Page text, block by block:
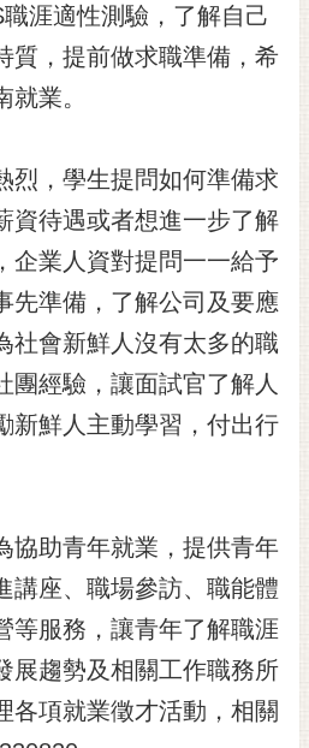
涯適性測驗，了解自己
質，提前做求職準備，希
業。
烈，學生提問如何準備求
資待遇或者想進一步了解
企業人資對提問一一給予
先準備，了解公司及要應
社會新鮮人沒有太多的職
團經驗，讓面試官了解人
新鮮人主動學習，付出行
協助青年就業，提供青年
講座、職場參訪、職能體
等服務，讓青年了解職涯
展趨勢及相關工作職務所
各項就業徵才活動，相關